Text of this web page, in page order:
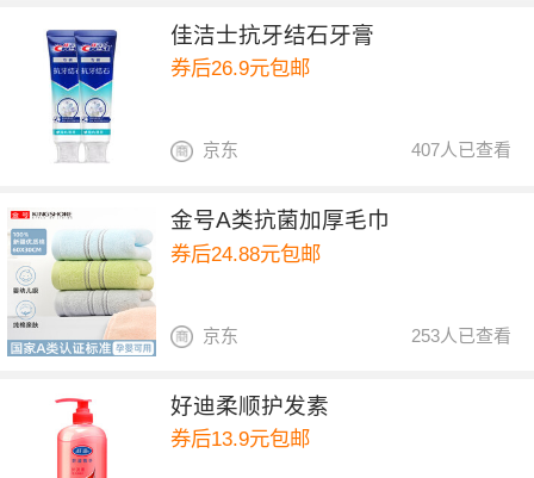
佳洁士抗牙结石牙膏
券后26.9元包邮
407人已查看
京东
金号A类抗菌加厚毛巾
券后24.88元包邮
253人已查看
京东
好迪柔顺护发素
券后13.9元包邮